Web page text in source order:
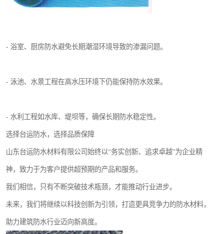
- 浴室、厨房防水避免长期潮湿环境导致的渗漏问题。
- 泳池、水景工程在高水压环境下仍能保持防水效果。
- 水利工程如水库、堤坝等，确保长期防水稳定性。
选择台运防水，选择品质保障
山东台运防水材料有限公司始终以“务实创新、追求卓越”为企业精
神，致力于为客户提供超预期的产品和服务。
我们相信，只有不断突破技术瓶颈，才能推动行业进步。
未来，我们将继续以科技创新为引领，打造更具竞争力的防水材料，
助力建筑防水行业迈向新高度。